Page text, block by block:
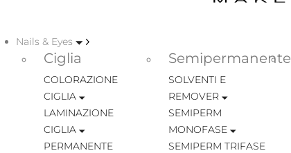
Nails & Eyes
Ciglia
COLORAZIONE
CIGLIA
LAMINAZIONE
CIGLIA
PERMANENTE
Semipermanente
SOLVENTI E
REMOVER
SEMIPERM
MONOFASE
SEMIPERM TRIFASE